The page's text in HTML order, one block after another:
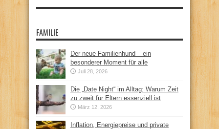
FAMILIE
Der neue Familienhund – ein
besonderer Moment für alle
Juli 28, 2026
Die „Date Night“ im Alltag: Warum Zeit
zu zweit für Eltern essenziell ist
März 12, 2026
Inflation, Energiepreise und private